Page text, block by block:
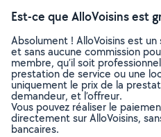
Est-ce que AlloVoisins est
Absolument ! AlloVoisins est
et sans aucune commission
membre, qu’il soit
prestation de service ou une
uniquement le prix de la
demandeur, et l’offreur.
Vous pouvez réaliser le
directement sur AlloVoisins,
bancaires.